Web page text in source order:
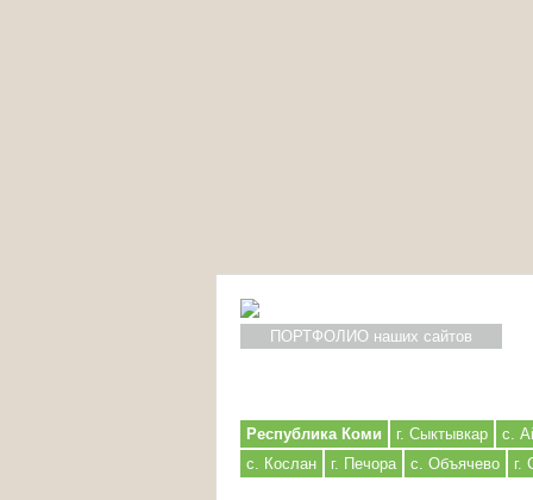
ПОРТФОЛИО наших сайтов
Республика Коми г. Сыктывкар
с.
с. Кослан
г. Печора с. Объячево г.